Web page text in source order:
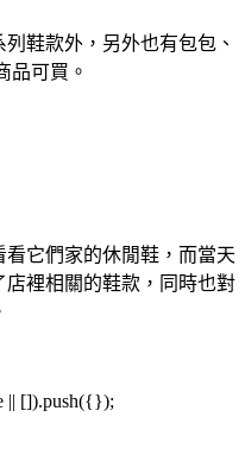
鞋款外，另外也有包包、
品可買。
它們家的休閒鞋，而當天
裡相關的鞋款，同時也對
|| []).push({});